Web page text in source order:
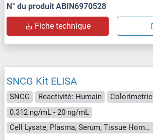
N° du produit ABIN6970528
Fiche technique
SNCG Kit ELISA
SNCG Reactivité: Humain Colorimetric
0.312 ng/mL - 20 ng/mL
Cell Lysate, Plasma, Serum, Tissue Homogenate